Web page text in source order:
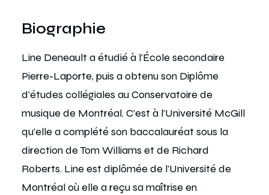
Biographie
Line Deneault a étudié à l’École secondaire
Pierre-Laporte, puis a obtenu son Diplôme
d’études collégiales au Conservatoire de
musique de Montréal. C’est à l’Université McGill
qu’elle a complété son baccalauréat sous la
direction de Tom Williams et de Richard
Roberts. Line est diplômée de l’Université de
Montréal où elle a reçu sa maîtrise en